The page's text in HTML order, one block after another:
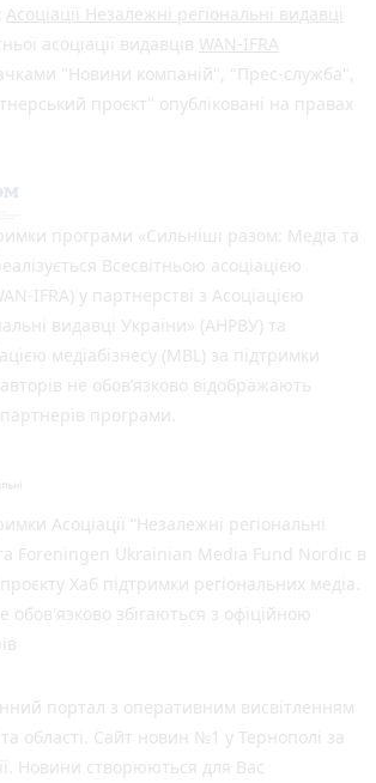
Асоціації Незалежні регіональні видавці
асоціації видавців WAN-IFRA
"Новини компаній", "Прес-служба",
проєкт" опубліковані на правах
програми «Сильніші разом: Медіа та
Всесвітньою асоціацією
IFRA) у партнерстві з Асоціацією
видавці України» (АНРВУ) та
медіабізнесу (MBL) за підтримки
не обов’язково відображають
програми.
Асоціації “Незалежні регіональні
Foreningen Ukrainian Media Fund Nordic в
Хаб підтримки регіональних медіа.
обов'язково збігаються з офіційною
портал з оперативним висвітленням
області. Сайт новин №1 у Тернополі за
Новини створюються для Вас